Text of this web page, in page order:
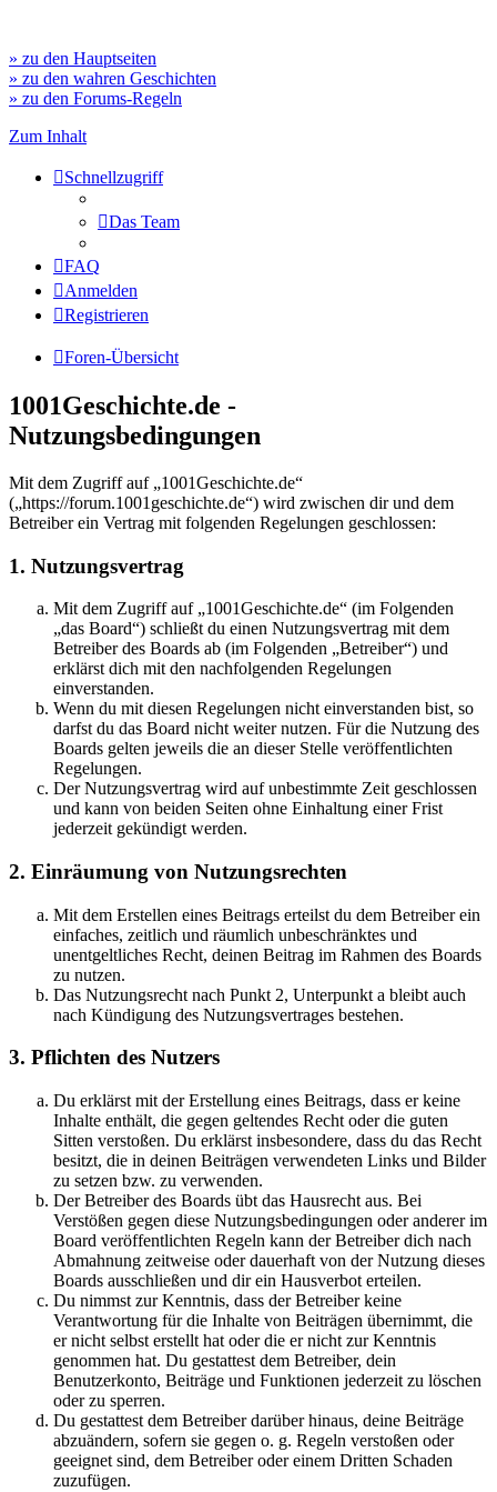
» zu den Hauptseiten
» zu den wahren Geschichten
» zu den Forums-Regeln
Zum Inhalt
Schnellzugriff
Das Team
FAQ
Anmelden
Registrieren
Foren-Übersicht
1001Geschichte.de -
Nutzungsbedingungen
Mit dem Zugriff auf „1001Geschichte.de“
(„https://forum.1001geschichte.de“) wird zwischen dir und dem
Betreiber ein Vertrag mit folgenden Regelungen geschlossen:
1. Nutzungsvertrag
Mit dem Zugriff auf „1001Geschichte.de“ (im Folgenden
„das Board“) schließt du einen Nutzungsvertrag mit dem
Betreiber des Boards ab (im Folgenden „Betreiber“) und
erklärst dich mit den nachfolgenden Regelungen
einverstanden.
Wenn du mit diesen Regelungen nicht einverstanden bist, so
darfst du das Board nicht weiter nutzen. Für die Nutzung des
Boards gelten jeweils die an dieser Stelle veröffentlichten
Regelungen.
Der Nutzungsvertrag wird auf unbestimmte Zeit geschlossen
und kann von beiden Seiten ohne Einhaltung einer Frist
jederzeit gekündigt werden.
2. Einräumung von Nutzungsrechten
Mit dem Erstellen eines Beitrags erteilst du dem Betreiber ein
einfaches, zeitlich und räumlich unbeschränktes und
unentgeltliches Recht, deinen Beitrag im Rahmen des Boards
zu nutzen.
Das Nutzungsrecht nach Punkt 2, Unterpunkt a bleibt auch
nach Kündigung des Nutzungsvertrages bestehen.
3. Pflichten des Nutzers
Du erklärst mit der Erstellung eines Beitrags, dass er keine
Inhalte enthält, die gegen geltendes Recht oder die guten
Sitten verstoßen. Du erklärst insbesondere, dass du das Recht
besitzt, die in deinen Beiträgen verwendeten Links und Bilder
zu setzen bzw. zu verwenden.
Der Betreiber des Boards übt das Hausrecht aus. Bei
Verstößen gegen diese Nutzungsbedingungen oder anderer im
Board veröffentlichten Regeln kann der Betreiber dich nach
Abmahnung zeitweise oder dauerhaft von der Nutzung dieses
Boards ausschließen und dir ein Hausverbot erteilen.
Du nimmst zur Kenntnis, dass der Betreiber keine
Verantwortung für die Inhalte von Beiträgen übernimmt, die
er nicht selbst erstellt hat oder die er nicht zur Kenntnis
genommen hat. Du gestattest dem Betreiber, dein
Benutzerkonto, Beiträge und Funktionen jederzeit zu löschen
oder zu sperren.
Du gestattest dem Betreiber darüber hinaus, deine Beiträge
abzuändern, sofern sie gegen o. g. Regeln verstoßen oder
geeignet sind, dem Betreiber oder einem Dritten Schaden
zuzufügen.